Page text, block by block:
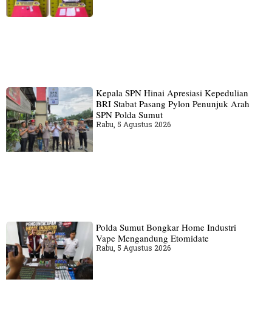
Kepala SPN Hinai Apresiasi Kepedulian
BRI Stabat Pasang Pylon Penunjuk Arah
SPN Polda Sumut
Rabu, 5 Agustus 2026
Polda Sumut Bongkar Home Industri
Vape Mengandung Etomidate
Rabu, 5 Agustus 2026